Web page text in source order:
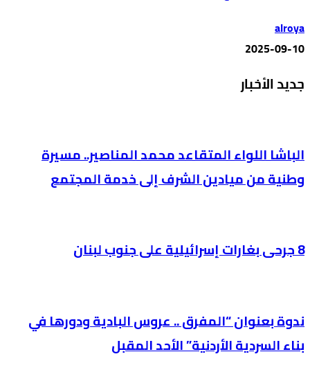
alroya
2025-09-10
جديد الأخبار
الباشا اللواء المتقاعد محمد المناصير.. مسيرة
وطنية من ميادين الشرف إلى خدمة المجتمع
8 جرحى بغارات إسرائيلية على جنوب لبنان
ندوة بعنوان “المفرق .. عروس البادية ودورها في
بناء السردية الأردنية” الأحد المقبل